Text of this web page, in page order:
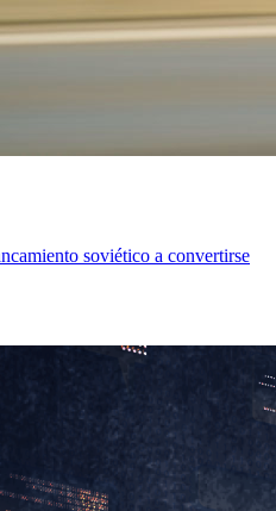
soviético a convertirse